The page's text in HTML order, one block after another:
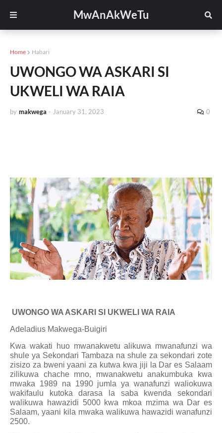
MwAnAkWeTu
Home Habari
UWONGO WA ASKARI SI
UKWELI WA RAIA
by makwega - January 31, 2023 0
UWONGO WA ASKARI SI UKWELI WA RAIA
Adeladius Makwega-Buigiri
Kwa wakati huo mwanakwetu alikuwa mwanafunzi wa
shule ya Sekondari Tambaza na shule za sekondari zote
zisizo za bweni yaani za kutwa kwa jiji la Dar es Salaam
zilikuwa chache mno, mwanakwetu anakumbuka kwa
mwaka 1989 na 1990 jumla ya wanafunzi waliokuwa
wakifaulu kutoka darasa la saba kwenda sekondari
walikuwa hawazidi 5000 kwa mkoa mzima wa Dar es
Salaam, yaani kila mwaka walikuwa hawazidi wanafunzi
2500.